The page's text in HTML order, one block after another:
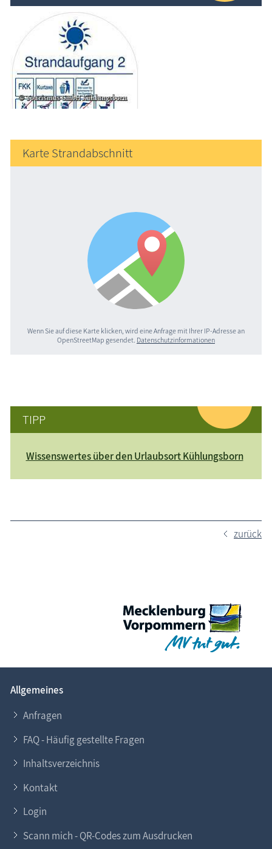
Karte Strandabschnitt
Wenn Sie auf diese Karte klicken, wird eine Anfrage mit Ihrer IP-Adresse an
OpenStreetMap gesendet. Datenschutzinformationen
TIPP
Wissenswertes über den Urlaubsort Kühlungsborn
zurück
Allgemeines
Anfragen
FAQ - Häufig gestellte Fragen
Inhaltsverzeichnis
Kontakt
Login
Scann mich - QR-Codes zum Ausdrucken